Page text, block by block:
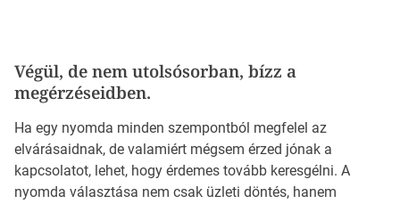
Végül, de nem utolsósorban, bízz a
megérzéseidben.
Ha egy nyomda minden szempontból megfelel az
elvárásaidnak, de valamiért mégsem érzed jónak a
kapcsolatot, lehet, hogy érdemes tovább keresgélni. A
nyomda választása nem csak üzleti döntés, hanem